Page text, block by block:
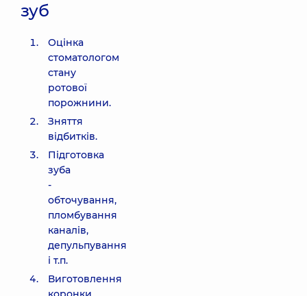
зуб
Оцінка
стоматологом
стану
ротової
порожнини.
Зняття
відбитків.
Підготовка
зуба
-
обточування,
пломбування
каналів,
депульпування
і т.п.
Виготовлення